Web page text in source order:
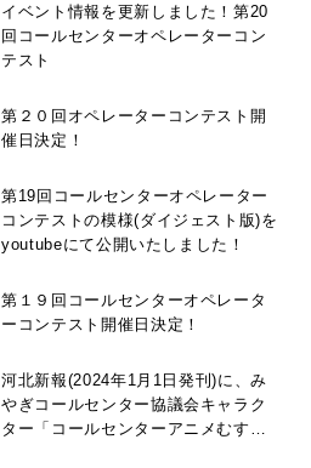
イベント情報を更新しました！第20
回コールセンターオペレーターコン
テスト
第２０回オペレーターコンテスト開
催日決定！
第19回コールセンターオペレーター
コンテストの模様(ダイジェスト版)を
youtubeにて公開いたしました！
第１９回コールセンターオペレータ
ーコンテスト開催日決定！
河北新報(2024年1月1日発刊)に、み
やぎコールセンター協議会キャラク
ター「コールセンターアニメむすび